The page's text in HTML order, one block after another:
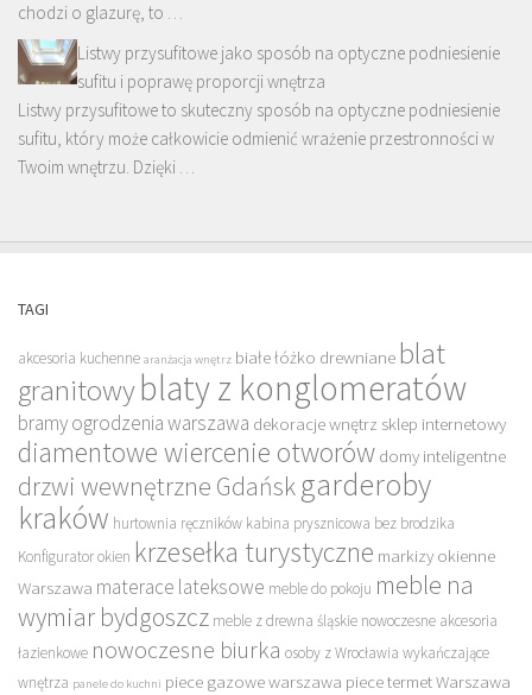
chodzi o glazurę, to …
Listwy przysufitowe jako sposób na optyczne podniesienie
sufitu i poprawę proporcji wnętrza
Listwy przysufitowe to skuteczny sposób na optyczne podniesienie
sufitu, który może całkowicie odmienić wrażenie przestronności w
Twoim wnętrzu. Dzięki …
TAGI
akcesoria kuchenne aranżacja wnętrz białe łóżko drewniane blat
granitowyblaty z konglomeratów
bramy ogrodzenia warszawa dekoracje wnętrz sklep internetowy
diamentowe wiercenie otworów domy inteligentne
drzwi wewnętrzne Gdańsk garderoby
kraków hurtownia ręczników kabina prysznicowa bez brodzika
Konfigurator okien krzesełka turystyczne markizy okienne
Warszawa materace lateksowe meble do pokoju meble na
wymiar bydgoszcz meble z drewna śląskie nowoczesne akcesoria
łazienkowe nowoczesne biurka osoby z Wrocławia wykańczające
wnętrza panele do kuchni piece gazowe warszawa piece termet Warszawa